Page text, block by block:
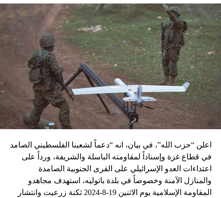
اعلن “حزب الله”، في بيان، انه “دعماً لشعبنا الفلسطيني الصامد
في قطاع غزة وإسناداً لمقاومته الباسلة ‌‏‌‏‌والشريفة، ورداً على
اعتداءات العدو الإسرائيلي على القرى الجنوبية الصامدة
والمنازل الآمنة وخصوصاً في بلدة باتوليه، استهدف مجاهدو
المقاومة الإسلامية يوم الاثنين 19-8-2024 ثكنة زرعيت وانتشار